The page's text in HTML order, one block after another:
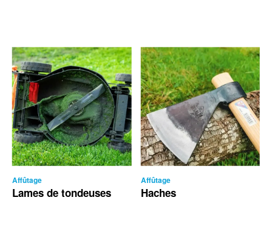
Affûtage
Lames de tondeuses
Affûtage
Haches